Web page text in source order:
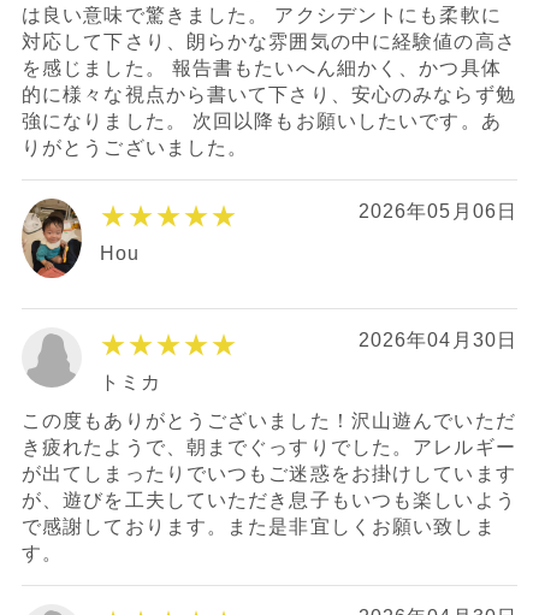
は良い意味で驚きました。 アクシデントにも柔軟に
対応して下さり、朗らかな雰囲気の中に経験値の高さ
を感じました。 報告書もたいへん細かく、かつ具体
的に様々な視点から書いて下さり、安心のみならず勉
強になりました。 次回以降もお願いしたいです。あ
りがとうございました。
★★★★★ 2026年05月06日
Hou
★★★★★ 2026年04月30日
トミカ
この度もありがとうございました！沢山遊んでいただ
き疲れたようで、朝までぐっすりでした。アレルギー
が出てしまったりでいつもご迷惑をお掛けしています
が、遊びを工夫していただき息子もいつも楽しいよう
で感謝しております。また是非宜しくお願い致しま
す。